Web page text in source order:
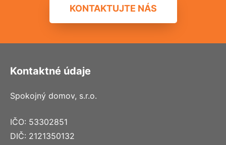
KONTAKTUJTE NÁS
Kontaktné údaje
Spokojný domov, s.r.o.
IČO: 53302851
DIČ: 2121350132